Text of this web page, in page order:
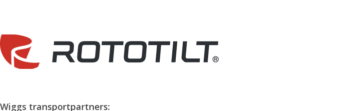
Wiggs transportpartners: